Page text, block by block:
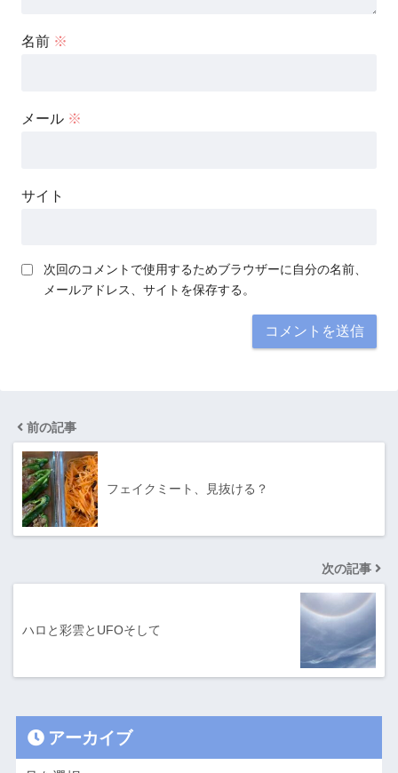
名前 ※
メール ※
サイト
次回のコメントで使用するためブラウザーに自分の名前、
メールアドレス、サイトを保存する。
前の記事
フェイクミート、見抜ける？
次の記事
ハロと彩雲とUFOそして
アーカイブ